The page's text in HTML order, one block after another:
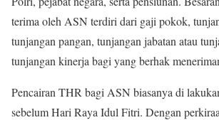
terima oleh ASN terdiri dari gaji pokok,
tunjangan pangan, tunjangan jabatan atau
tunjangan kinerja bagi yang berhak
Pencairan THR bagi ASN biasanya di
sebelum Hari Raya Idul Fitri. Dengan